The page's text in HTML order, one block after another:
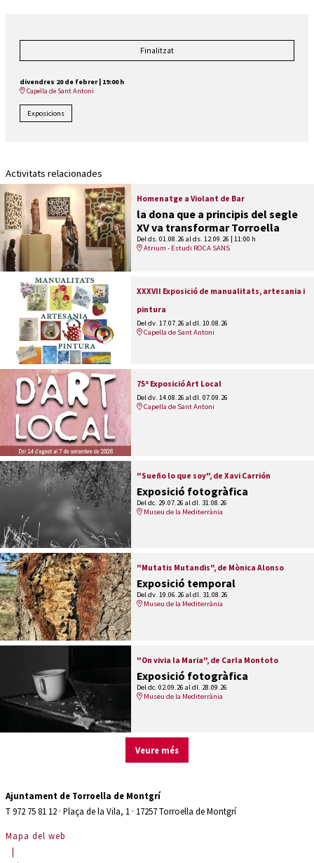
Finalitzat
divendres 20 de febrer| 19:00 h
Capella de Sant Antoni
Exposicions
Activitats relacionades
Homenatge a Violant de Bar
la dona que a principis del segle
XV va transformar Torroella
Del ds. 01.08.26 al ds. 12.09.26
11:00 h
Atrium - Estudi ROCA SANS
XXXVII Exposició de manualitats, artesania i
pintura
Del dv. 17.07.26 al dl. 10.08.26
Capella de Sant Antoni
75ª Exposició Art Local
Del dv. 14.08.26 al dl. 07.09.26
Capella de Sant Antoni
"Sueño lo que soy", de Xavi Carrión
Exposició fotogràfica
Del dc. 29.07.26 al dl. 31.08.26
Museu de la Mediterrània
"Mutatis Mutandis", de Mònica Alonso
Exposició temporal
Del dv. 19.06.26 al dl. 31.08.26
Museu de la Mediterrània
"On vivia la Maria", de Carla Montoto
Exposició fotogràfica
Del dc. 02.09.26 al dl. 28.09.26
Museu de la Mediterrània
Veure més
Ajuntament de Torroella de Montgrí
T 972 75 81 12 · Plaça de la Vila, 1 · 17257 Torroella de Montgrí
Mapa del web
|